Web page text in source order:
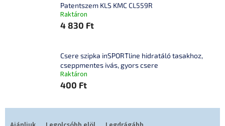
Patentszem KLS KMC CL559R
Raktáron
4 830 Ft
Csere szipka inSPORTline hidratáló tasakhoz,
cseppmentes ivás, gyors csere
Raktáron
400 Ft